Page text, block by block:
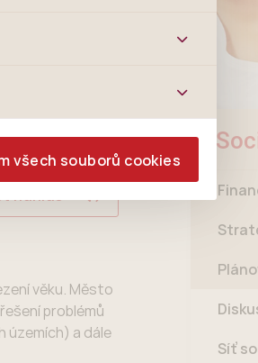
tato data
cookies nelze přiřadit
a zájmům, což
preferencím, což vám
všech souborů cookies
nahlas
věku. Město
problémů
územích) a dále
Síť